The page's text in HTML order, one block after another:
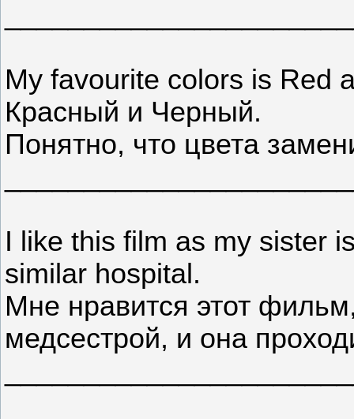
My favourite colors is Red
Красный и Черный.
Понятно, что цвета
I like this film as my sister
similar hospital.
Мне нравится этот
медсестрой, и она